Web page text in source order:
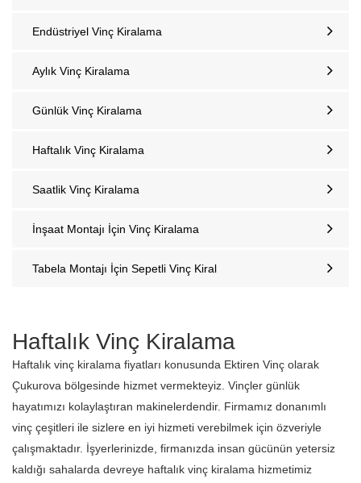
Endüstriyel Vinç Kiralama
Aylık Vinç Kiralama
Günlük Vinç Kiralama
Haftalık Vinç Kiralama
Saatlik Vinç Kiralama
İnşaat Montajı İçin Vinç Kiralama
Tabela Montajı İçin Sepetli Vinç Kiral
Haftalık Vinç Kiralama
Haftalık vinç kiralama fiyatları konusunda Ektiren Vinç olarak
Çukurova bölgesinde hizmet vermekteyiz. Vinçler günlük
hayatımızı kolaylaştıran makinelerdendir. Firmamız donanımlı
vinç çeşitleri ile sizlere en iyi hizmeti verebilmek için özveriyle
çalışmaktadır. İşyerlerinizde, firmanızda insan gücünün yetersiz
kaldığı sahalarda devreye haftalık vinç kiralama hizmetimiz